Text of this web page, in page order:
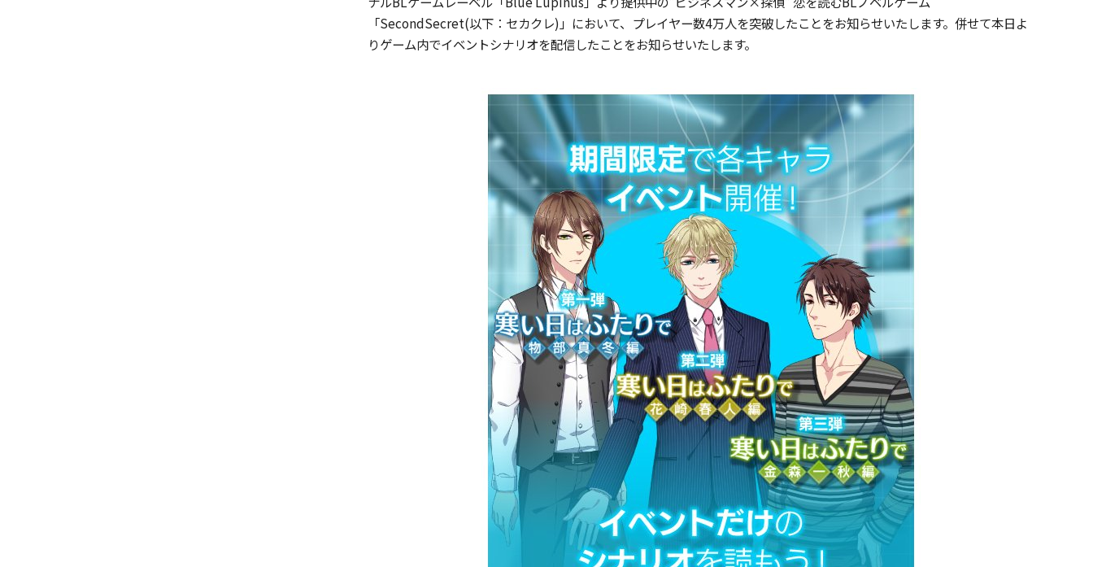
「SecondSecret(以下：セカクレ)」において、プレイヤー数4万人を突破したことをお知らせいたします。併せて本日よ
りゲーム内でイベントシナリオを配信したことをお知らせいたします。